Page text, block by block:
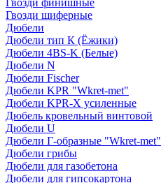
Гвозди финишные
Гвозди шиферные
Дюбели
Дюбели тип К (Ёжики)
Дюбели 4BS-K (Белые)
Дюбели N
Дюбели Fischer
Дюбели KPR "Wkret-met"
Дюбели KPR-Х усиленные
Дюбель кровельный винтовой
Дюбели U
Дюбели Г-образные "Wkret-met"
Дюбели грибы
Дюбели для газобетона
Дюбели для гипсокартона